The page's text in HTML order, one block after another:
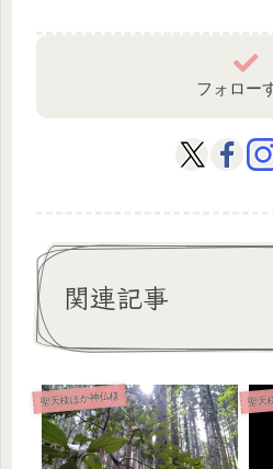
フォロー
関連記事
聖天様ほか神仏様 聖天